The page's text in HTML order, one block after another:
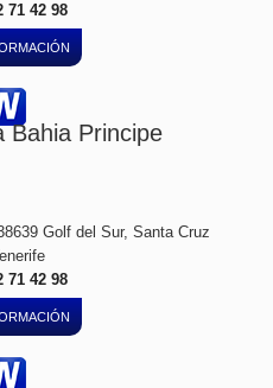
71 42 98
Bahia Principe
Golf del Sur, Santa Cruz
71 42 98